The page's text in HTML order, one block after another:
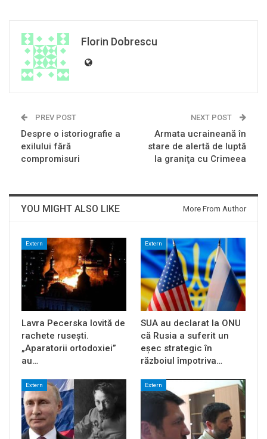
Florin Dobrescu
PREV POST
Despre o istoriografie a
exilului fără
compromisuri
NEXT POST
Armata ucraineană în
stare de alertă de luptă
la graniţa cu Crimeea
YOU MIGHT ALSO LIKE More From Author
Extern
Lavra Pecerska lovită de
rachete rusești.
„Aparatorii ortodoxiei”
au…
Extern
SUA au declarat la ONU
că Rusia a suferit un
eșec strategic în
războiul împotriva…
Extern Extern